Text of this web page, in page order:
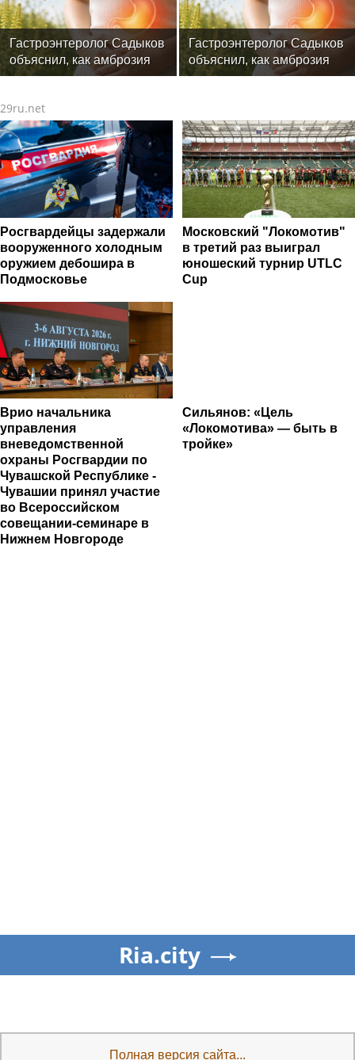
фитнес-тренеров и
специалистов индустрии
здоровья
Гастроэнтеролог Садыков
объяснил, как амброзия
может влиять на ЖКТ
Гастроэнтеролог Садыков
объяснил, как амброзия
может влиять на ЖКТ
29ru.net
Росгвардейцы задержали
вооруженного холодным
оружием дебошира в
Подмосковье
Московский "Локомотив"
в третий раз выиграл
юношеский турнир UTLC
Cup
Врио начальника
управления
вневедомственной
охраны Росгвардии по
Чувашской Республике -
Чувашии принял участие
во Всероссийском
совещании-семинаре в
Нижнем Новгороде
Сильянов: «Цель
«Локомотива» — быть в
тройке»
Ria.city
Полная версия сайта...